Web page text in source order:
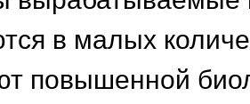
в малых
повышенной